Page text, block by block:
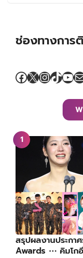
ช่องทางการ
Facebook
X TikTok
สรุปผลงานประกา
Awards ⋯ คิมโก